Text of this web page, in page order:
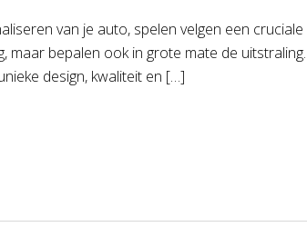
van je auto, spelen velgen een
maar bepalen ook in grote mate de
design, kwaliteit en […]